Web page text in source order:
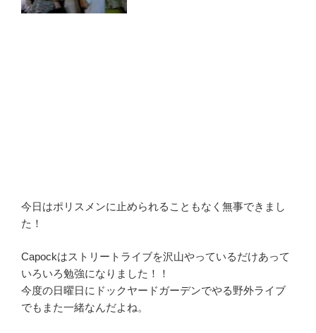
今日はポリスメンに止められることもなく無事できまし
た！
Capockはストリートライブを沢山やっているだけあって
いろいろ勉強になりました！！
今度の日曜日にドックヤードガーデンでやる野外ライブ
でもまた一緒なんだよね。